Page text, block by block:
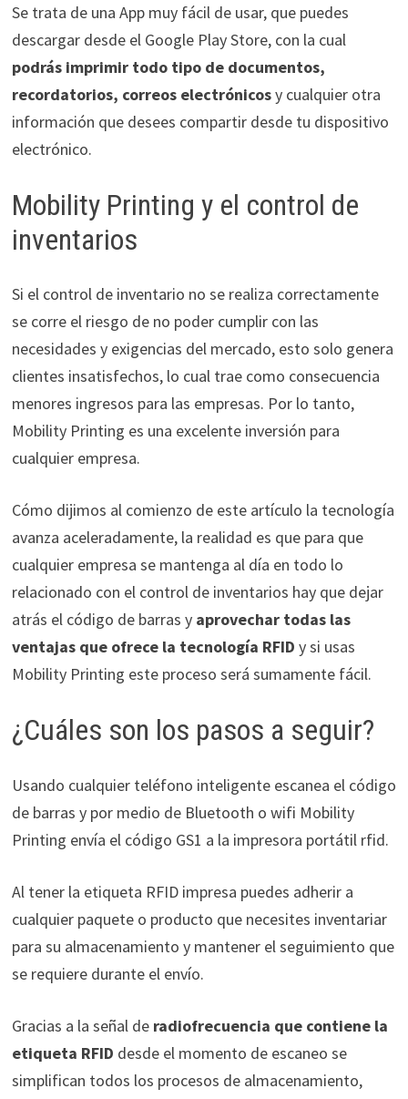
Se trata de una App muy fácil de usar, que puedes
descargar desde el Google Play Store, con la cual
podrás imprimir todo tipo de documentos,
recordatorios, correos electrónicosy cualquier otra
información que desees compartir desde tu dispositivo
electrónico.
Mobility Printing y el control de
inventarios
Si el control de inventario no se realiza correctamente
se corre el riesgo de no poder cumplir con las
necesidades y exigencias del mercado, esto solo genera
clientes insatisfechos, lo cual trae como consecuencia
menores ingresos para las empresas. Por lo tanto,
Mobility Printing es una excelente inversión para
cualquier empresa.
Cómo dijimos al comienzo de este artículo la tecnología
avanza aceleradamente, la realidad es que para que
cualquier empresa se mantenga al día en todo lo
relacionado con el control de inventarios hay que dejar
atrás el código de barras y aprovechar todas las
ventajas que ofrece la tecnología RFID y si usas
Mobility Printing este proceso será sumamente fácil.
¿Cuáles son los pasos a seguir?
Usando cualquier teléfono inteligente escanea el código
de barras y por medio de Bluetooth o wifi Mobility
Printing envía el código GS1 a la impresora portátil rfid.
Al tener la etiqueta RFID impresa puedes adherir a
cualquier paquete o producto que necesites inventariar
para su almacenamiento y mantener el seguimiento que
se requiere durante el envío.
Gracias a la señal de radiofrecuencia que contiene la
etiqueta RFID desde el momento de escaneo se
simplifican todos los procesos de almacenamiento,